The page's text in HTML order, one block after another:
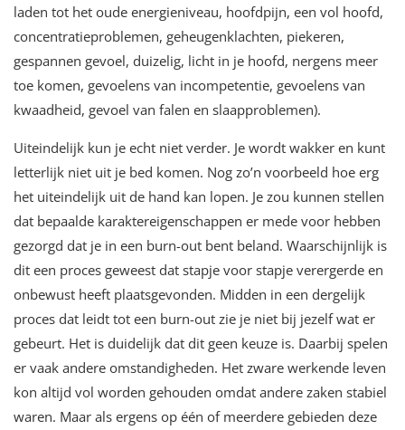
laden tot het oude energieniveau, hoofdpijn, een vol hoofd,
concentratieproblemen, geheugenklachten, piekeren,
gespannen gevoel, duizelig, licht in je hoofd, nergens meer
toe komen, gevoelens van incompetentie, gevoelens van
kwaadheid, gevoel van falen en slaapproblemen).
Uiteindelijk kun je echt niet verder. Je wordt wakker en kunt
letterlijk niet uit je bed komen. Nog zo’n voorbeeld hoe erg
het uiteindelijk uit de hand kan lopen. Je zou kunnen stellen
dat bepaalde karaktereigenschappen er mede voor hebben
gezorgd dat je in een burn-out bent beland. Waarschijnlijk is
dit een proces geweest dat stapje voor stapje verergerde en
onbewust heeft plaatsgevonden. Midden in een dergelijk
proces dat leidt tot een burn-out zie je niet bij jezelf wat er
gebeurt. Het is duidelijk dat dit geen keuze is. Daarbij spelen
er vaak andere omstandigheden. Het zware werkende leven
kon altijd vol worden gehouden omdat andere zaken stabiel
waren. Maar als ergens op één of meerdere gebieden deze